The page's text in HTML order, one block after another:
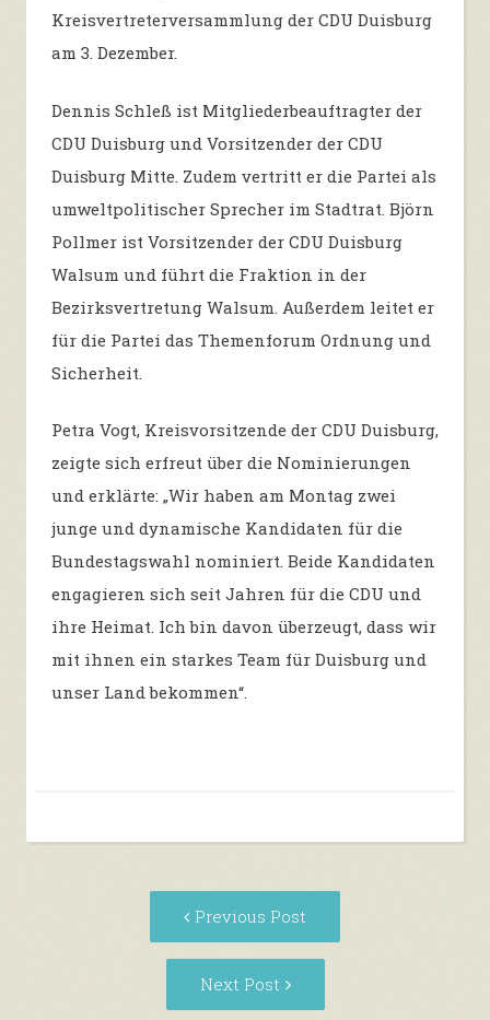
Kreisvertreterversammlung der CDU Duisburg
am 3. Dezember.
Dennis Schleß ist Mitgliederbeauftragter der
CDU Duisburg und Vorsitzender der CDU
Duisburg Mitte. Zudem vertritt er die Partei als
umweltpolitischer Sprecher im Stadtrat. Björn
Pollmer ist Vorsitzender der CDU Duisburg
Walsum und führt die Fraktion in der
Bezirksvertretung Walsum. Außerdem leitet er
für die Partei das Themenforum Ordnung und
Sicherheit.
Petra Vogt, Kreisvorsitzende der CDU Duisburg,
zeigte sich erfreut über die Nominierungen
und erklärte: „Wir haben am Montag zwei
junge und dynamische Kandidaten für die
Bundestagswahl nominiert. Beide Kandidaten
engagieren sich seit Jahren für die CDU und
ihre Heimat. Ich bin davon überzeugt, dass wir
mit ihnen ein starkes Team für Duisburg und
unser Land bekommen“.
Previous Post
post:
Next Post
Post: